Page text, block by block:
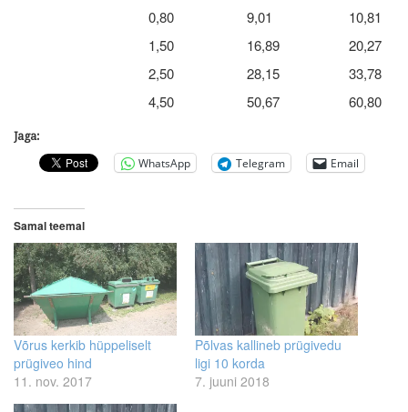
0,80
9,01
10,81
1,50
16,89
20,27
2,50
28,15
33,78
4,50
50,67 60,80
Jaga:
WhatsApp Telegram Email
Samal teemal
Võrus kerkib hüppeliselt
prügiveo hind
11. nov. 2017
Põlvas kallineb prügivedu
ligi 10 korda
7. juuni 2018